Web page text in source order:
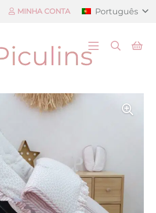
MINHA CONTA Português